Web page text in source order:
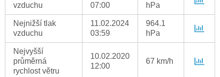
vzduchu
07:00
hPa
Nejnižší tlak
vzduchu
11.02.2024
03:59
964.1
hPa
Nejvyšší
průměrná
rychlost větru
10.02.2020
12:00
67 km/h